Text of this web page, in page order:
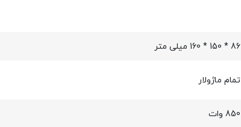
86 * 150 * 160 میلی متر
تمام ماژولار
850 وات